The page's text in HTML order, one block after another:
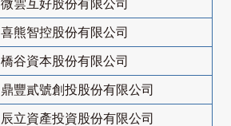
微雲互好股份有限公司
喜熊智控股份有限公司
橋谷資本股份有限公司
鼎豐貳號創投股份有限公司
辰立資產投資股份有限公司